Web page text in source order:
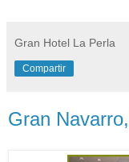
Gran Hotel La Perla
Compartir
Gran